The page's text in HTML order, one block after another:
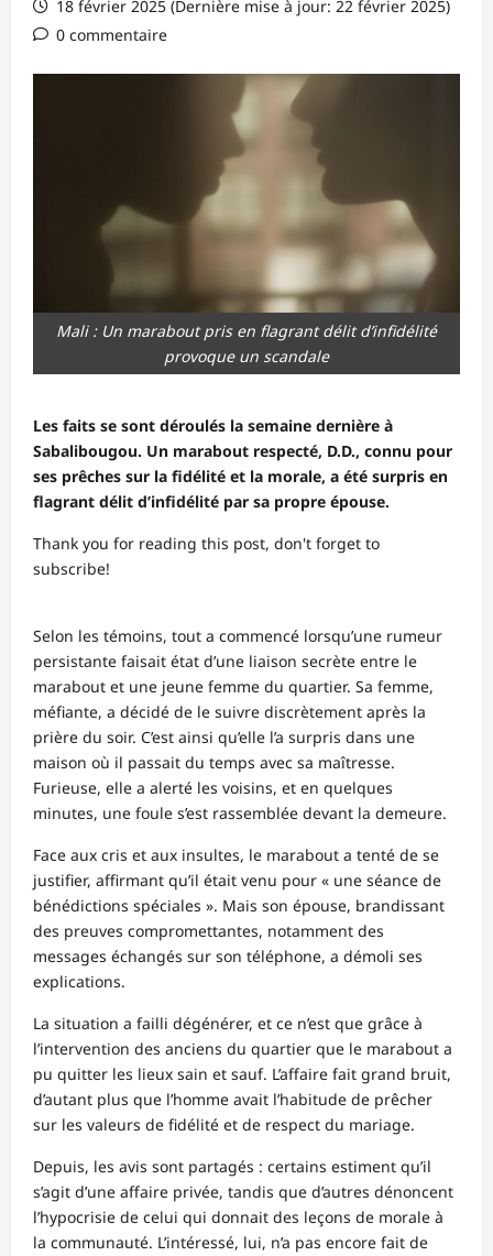
18 février 2025 (Dernière mise à jour: 22 février 2025)
0 commentaire
Mali : Un marabout pris en flagrant délit d’infidélité
provoque un scandale
Les faits se sont déroulés la semaine dernière à
Sabalibougou. Un marabout respecté, D.D., connu pour
ses prêches sur la fidélité et la morale, a été surpris en
flagrant délit d’infidélité par sa propre épouse.
Thank you for reading this post, don't forget to
subscribe!
Selon les témoins, tout a commencé lorsqu’une rumeur
persistante faisait état d’une liaison secrète entre le
marabout et une jeune femme du quartier. Sa femme,
méfiante, a décidé de le suivre discrètement après la
prière du soir. C’est ainsi qu’elle l’a surpris dans une
maison où il passait du temps avec sa maîtresse.
Furieuse, elle a alerté les voisins, et en quelques
minutes, une foule s’est rassemblée devant la demeure.
Face aux cris et aux insultes, le marabout a tenté de se
justifier, affirmant qu’il était venu pour « une séance de
bénédictions spéciales ». Mais son épouse, brandissant
des preuves compromettantes, notamment des
messages échangés sur son téléphone, a démoli ses
explications.
La situation a failli dégénérer, et ce n’est que grâce à
l’intervention des anciens du quartier que le marabout a
pu quitter les lieux sain et sauf. L’affaire fait grand bruit,
d’autant plus que l’homme avait l’habitude de prêcher
sur les valeurs de fidélité et de respect du mariage.
Depuis, les avis sont partagés : certains estiment qu’il
s’agit d’une affaire privée, tandis que d’autres dénoncent
l’hypocrisie de celui qui donnait des leçons de morale à
la communauté. L’intéressé, lui, n’a pas encore fait de